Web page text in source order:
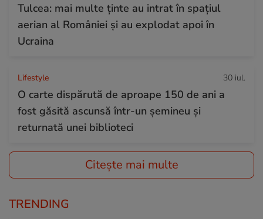
Tulcea: mai multe ținte au intrat în spațiul
aerian al României și au explodat apoi în
Ucraina
Lifestyle 30 iul.
O carte dispărută de aproape 150 de ani a
fost găsită ascunsă într-un șemineu și
returnată unei biblioteci
Citește mai multe
TRENDING